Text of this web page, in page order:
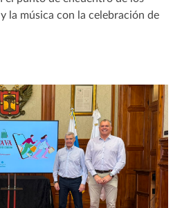
la música con la celebración de